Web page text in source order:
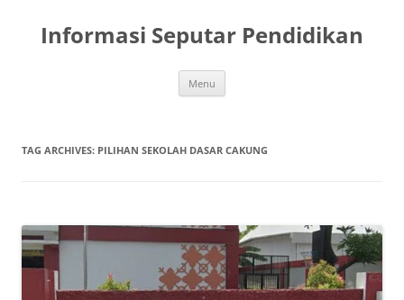
content
Informasi Seputar Pendidikan
Menu
TAG ARCHIVES: PILIHAN SEKOLAH DASAR CAKUNG